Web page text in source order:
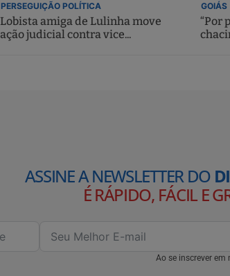
PERSEGUIÇÃO POLÍTICA
Lobista amiga de Lulinha move
ação judicial contra vice...
GOIÁS
“Por
ASSINE A NEWSLETTER DO
É RÁPIDO, FÁCIL E
Ao se inscrever